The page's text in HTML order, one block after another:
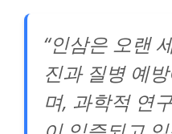
“인삼은 오랜
진과 질병 예
며, 과학적 연